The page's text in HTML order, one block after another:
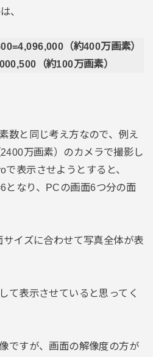
、
（約400万画素）
（約100万画素）
数と同じ考え方なので、例え
万画素）のカメラで撮影し
表示させようとすると、
となり、PCの画面6つ分の面
サイズに合わせて写真全体が表
て表示させていると思ってく
ですが、画面の解像度の方が